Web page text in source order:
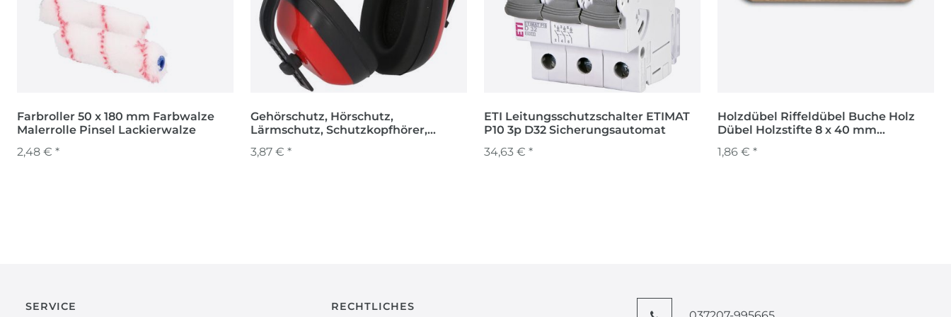
Farbroller 50 x 180 mm Farbwalze
Malerrolle Pinsel Lackierwalze
2,48 € *
Gehörschutz, Hörschutz,
Lärmschutz, Schutzkopfhörer,
3,87 € *
ETI Leitungsschutzschalter ETIMAT
P10 3p D32 Sicherungsautomat
34,63 € *
Holzdübel Riffeldübel Buche Holz
Dübel Holzstifte 8 x 40 mm
1,86 € *
SERVICE RECHTLICHES